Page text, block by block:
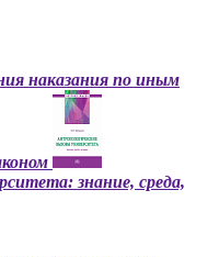
наказания по иным
знание, среда,